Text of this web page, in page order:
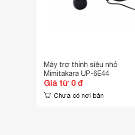
Máy trợ thính siêu nhỏ
Mimitakara UP-6E44
Giá từ 0 đ
Chưa có nơi bán